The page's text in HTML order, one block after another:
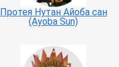
Протея Нутан Айоба сан
(Ayoba Sun)